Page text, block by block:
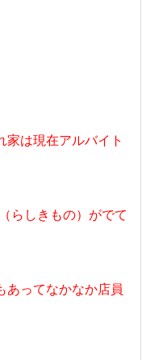
は現在アルバイト
らしきもの）がでて
ってなかなか店員